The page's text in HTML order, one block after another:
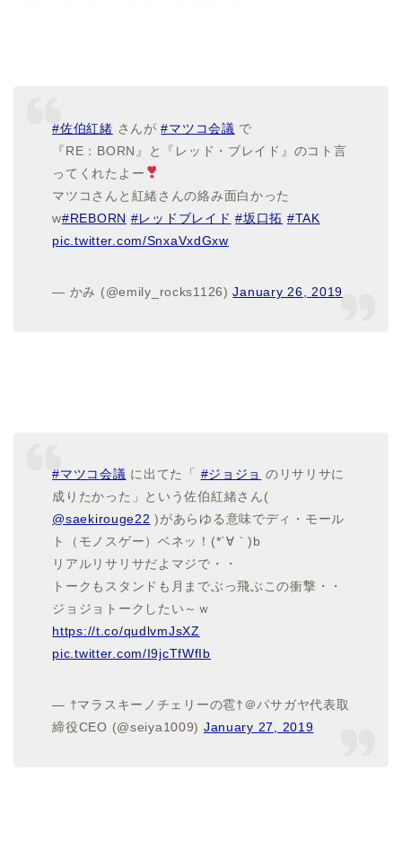
#佐伯紅緒 さんが#マツコ会議 で
『RE：BORN』と『レッド・ブレイド』のコト言
ってくれたよー
マツコさんと紅緒さんの絡み面白かった
w#REBORN #レッドブレイド #坂口拓 #TAK
pic.twitter.com/SnxaVxdGxw
— かみ (@emily_rocks1126)January 26, 2019
#マツコ会議 に出てた「 #ジョジョ のリサリサに
成りたかった」という佐伯紅緒さん(
@saekirouge22 )があらゆる意味でディ・モール
ト（モノスゲー）ベネッ！(*´∀｀)b
リアルリサリサだよマジで・・
トークもスタンドも月までぶっ飛ぶこの衝撃・・
ジョジョトークしたい～ｗ
https://t.co/qudlvmJsXZ
pic.twitter.com/I9jcTfWfIb
— †マラスキーノチェリーの雹†＠パサガヤ代表取
締役CEO (@seiya1009) January 27, 2019